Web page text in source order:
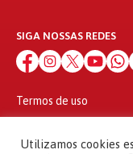
SIGA NOSSAS REDES
Termos de uso
© 2010 - 2026
Utilizamos cookies